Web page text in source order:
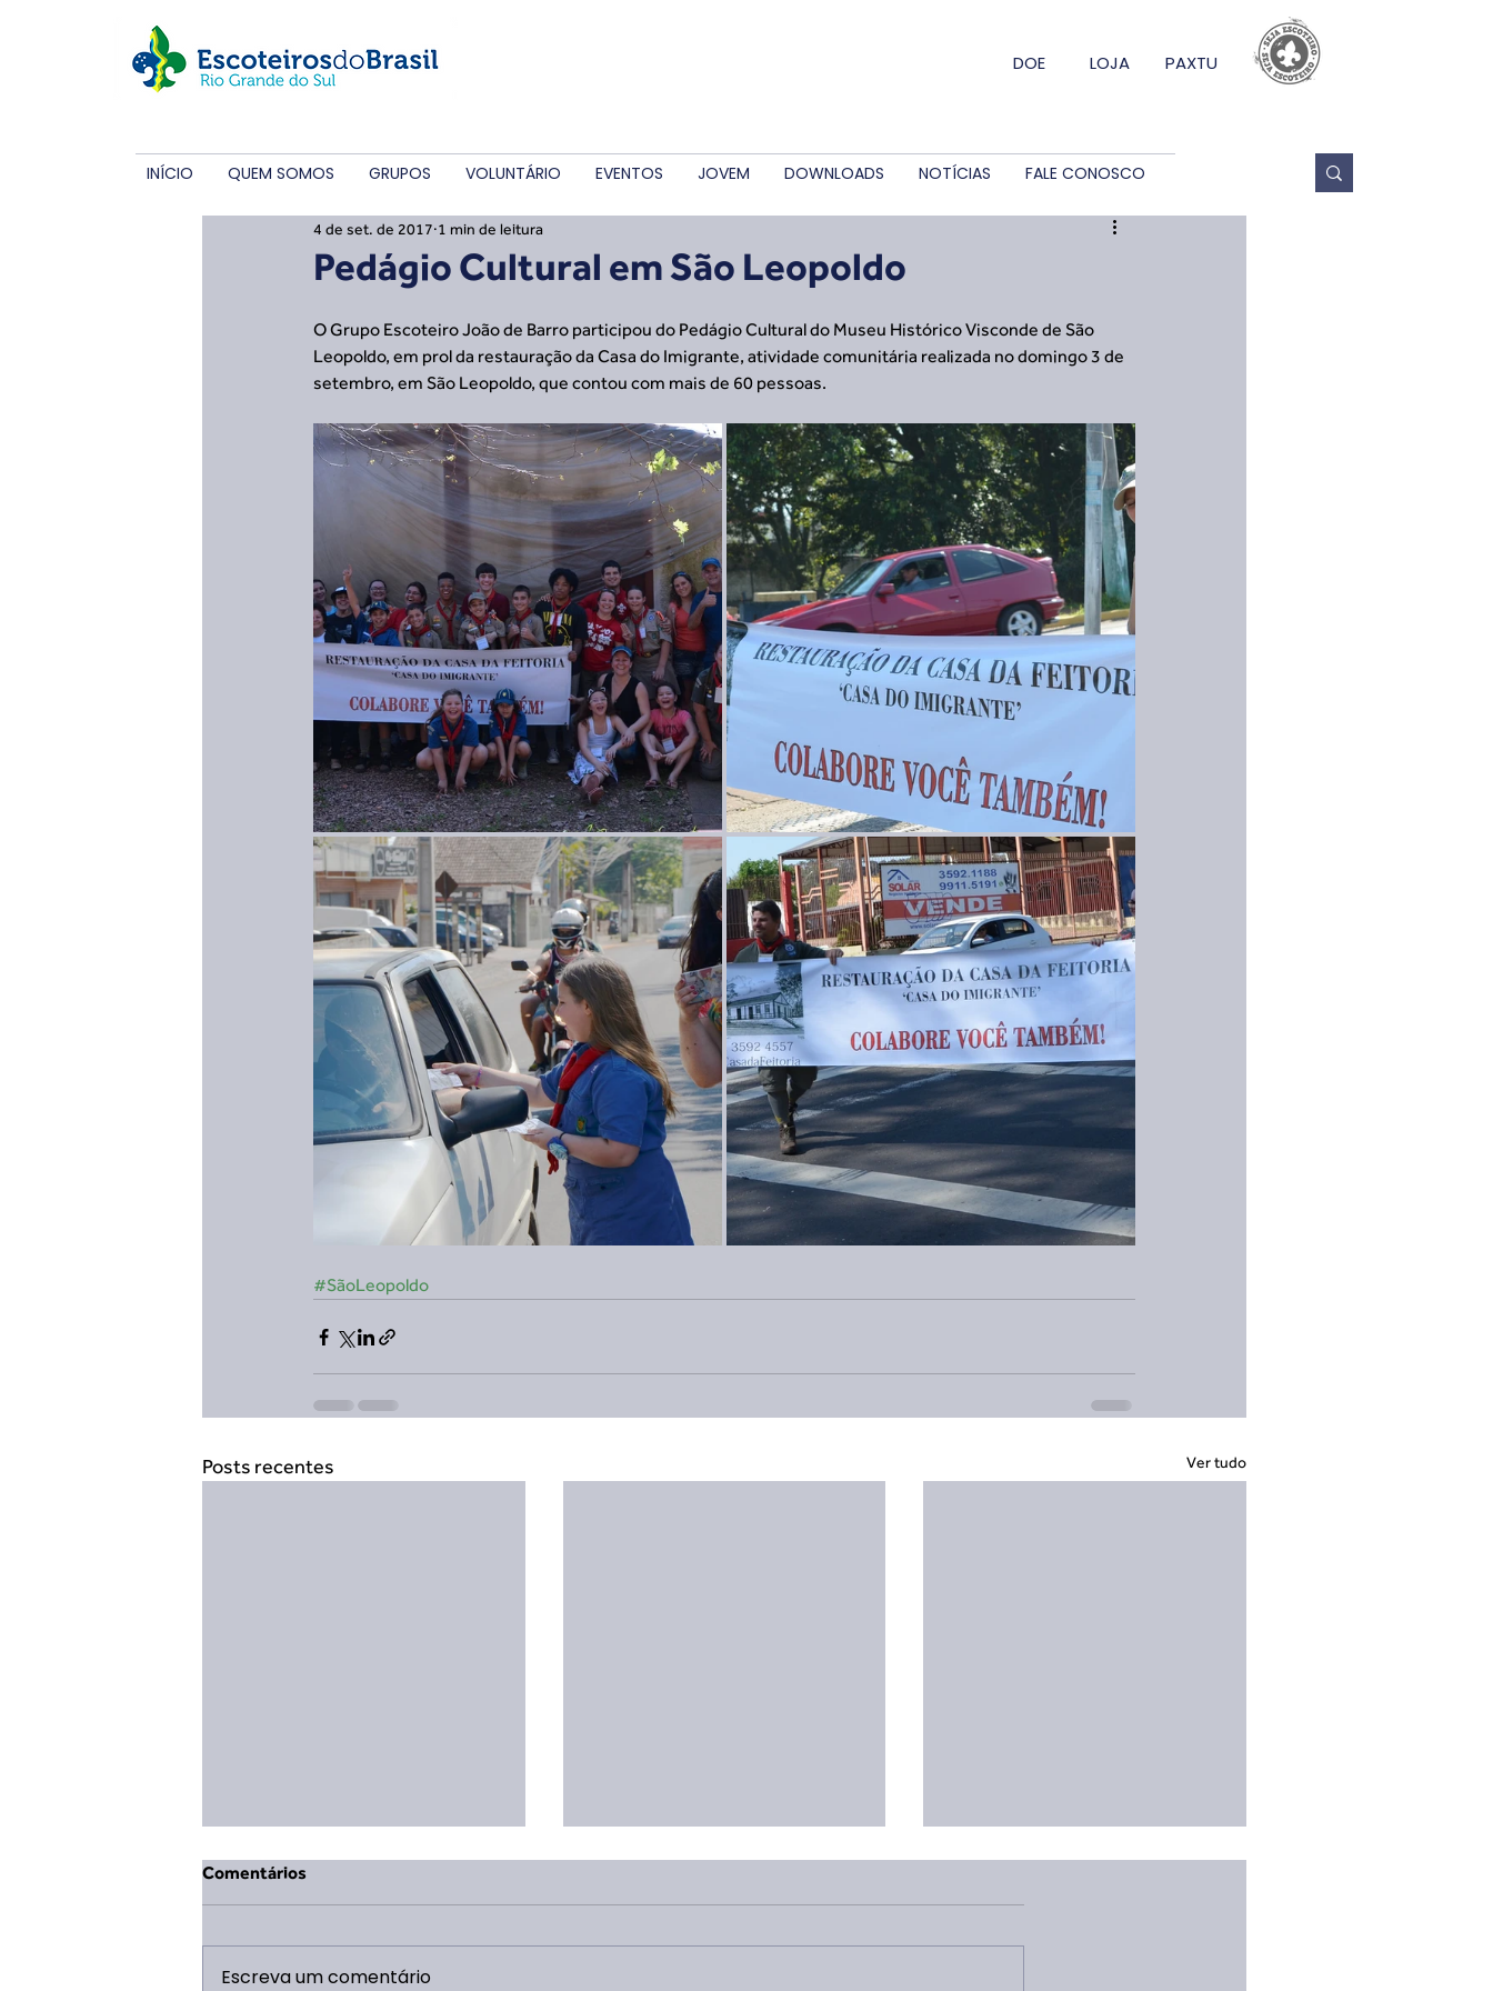
DOE LOJA PAXTU
INÍCIO QUEM SOMOS GRUPOS VOLUNTÁRIO EVENTOS JOVEM DOWNLOADS NOTÍCIAS FALE CONOSCO
Pedágio Cultural em São Leopoldo
4 de set. de 2017 1 min de leitura
O Grupo Escoteiro João de Barro participou do Pedágio Cultural do Museu Histórico Visconde de São
Leopoldo, em prol da restauração da Casa do Imigrante, atividade comunitária realizada no domingo 3 de
setembro, em São Leopoldo, que contou com mais de 60 pessoas.
#SãoLeopoldo
Posts recentes Ver tudo
Comentários
Escreva um comentário